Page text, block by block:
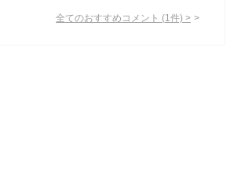
全てのおすすめコメント (1 件) >